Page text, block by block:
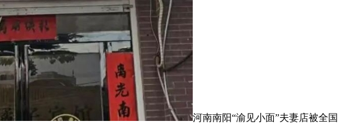
河南南阳“渝见小面”夫妻店被全国